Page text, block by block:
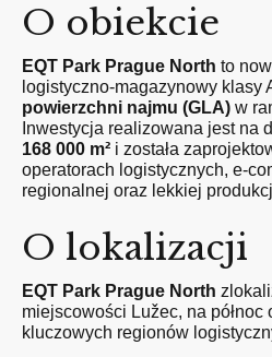
O obiekcie
EQT Park Prague North to
logistyczno-magazynowy klasy
powierzchni najmu (GLA) w
Inwestycja realizowana jest na
168 000 m² i została
operatorach logistycznych, e-
regionalnej oraz lekkiej
O lokalizacji
EQT Park Prague North
miejscowości Lužec, na północ
kluczowych regionów